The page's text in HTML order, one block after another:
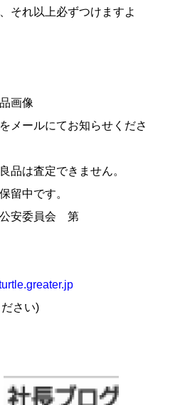
それ以上必ずつけますよ
画像
メールにてお知らせくださ
品は査定できません。
留中です。
安委員会 第
さい)